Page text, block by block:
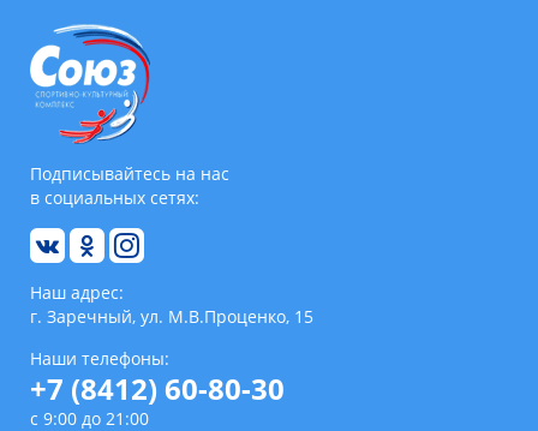
Подписывайтесь на нас
в социальных сетях:
Наш адрес:
г. Заречный, ул. М.В.Проценко, 15
Наши телефоны:
+7 (8412) 60-80-30
с 9:00 до 21:00